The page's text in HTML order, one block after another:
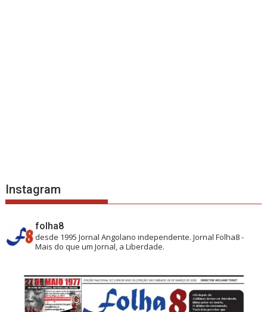
Instagram
folha8
desde 1995 Jornal Angolano independente.Jornal Folha8 -
Mais do que um Jornal, a Liberdade.